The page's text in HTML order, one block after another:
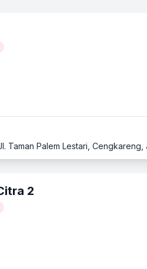
Taman Palem Lestari,
2